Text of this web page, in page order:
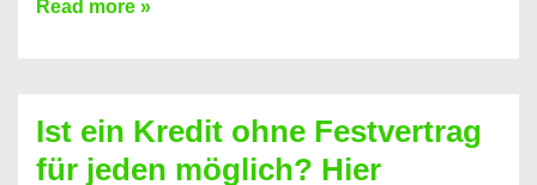
Kreditkarte
Prepaid
ist
Read more »
Ist ein Kredit ohne Festvertrag
für jeden möglich? Hier